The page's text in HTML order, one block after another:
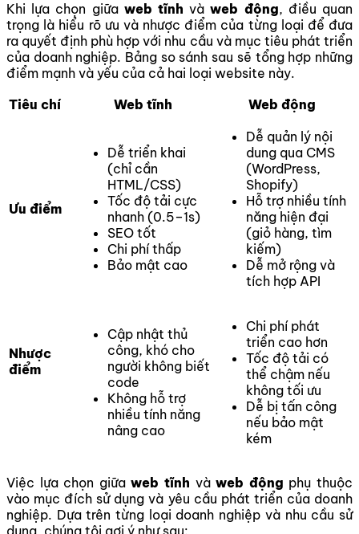
Khi lựa chọn giữa web tĩnh vàweb động, điều quan
trọng là hiểu rõ ưu và nhược điểm của từng loại để đưa
ra quyết định phù hợp với nhu cầu và mục tiêu phát triển
của doanh nghiệp. Bảng so sánh sau sẽ tổng hợp những
điểm mạnh và yếu của cả hai loại website này.
Tiêu chí
Web tĩnh Web động
Ưu điểm
Dễ triển khai
(chỉ cần
HTML/CSS)
Tốc độ tải cực
nhanh (0.5–1s)
SEO tốt
Chi phí thấp
Bảo mật cao
Dễ quản lý nội
dung qua CMS
(WordPress,
Shopify)
Hỗ trợ nhiều tính
năng hiện đại
(giỏ hàng, tìm
kiếm)
Dễ mở rộng và
tích hợp API
Nhược
điểm
Cập nhật thủ
công, khó cho
người không biết
code
Không hỗ trợ
nhiều tính năng
nâng cao
Chi phí phát
triển cao hơn
Tốc độ tải có
thể chậm nếu
không tối ưu
Dễ bị tấn công
nếu bảo mật
kém
Việc lựa chọn giữaweb tĩnh vàweb động phụ thuộc
vào mục đích sử dụng và yêu cầu phát triển của doanh
nghiệp. Dựa trên từng loại doanh nghiệp và nhu cầu sử